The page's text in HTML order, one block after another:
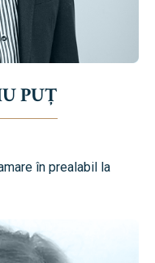
PUȚ
în prealabil la